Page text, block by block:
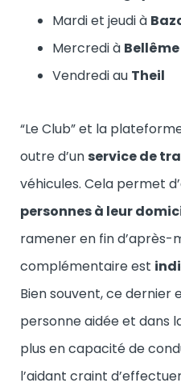
Mardi et jeudi à
Mercredi à Bellême
Vendredi au Theil
“Le Club” et la
outre d’un service de
véhicules. Cela permet
personnes à leur
ramener en fin d’après-
complémentaire est
Bien souvent, ce dernier
personne aidée et dans
plus en capacité de
l’aidant craint